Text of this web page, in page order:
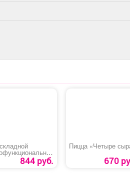
«Эксперт»
844 руб.
Пицца «Четыре
670